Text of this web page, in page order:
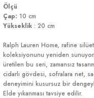
Ölçü
Çap: 10 cm
Yükseklik : 20 cm
Ralph Lauren Home, rafine
koleksiyonunu yeniden
üretilen bu seri, zamansız
cidarlı gövdesi, sofralara net,
deneyimini kusursuz bir
Elde yıkanması tavsiye edilir.